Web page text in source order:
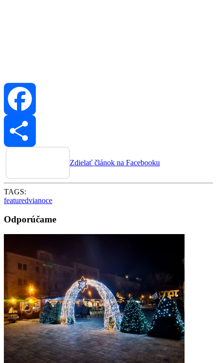
Facebook
Zdielať článok na Facebooku
TAGS:
featuredvianoce
Odporúčame